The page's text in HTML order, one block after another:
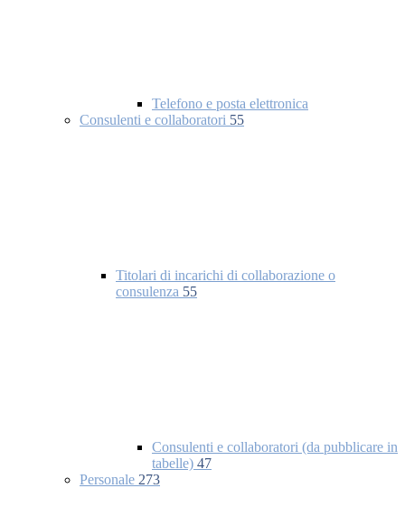
Telefono e posta elettronica
Consulenti e collaboratori 55
Titolari di incarichi di collaborazione o
consulenza 55
Consulenti e collaboratori (da pubblicare in
tabelle) 47
Personale 273